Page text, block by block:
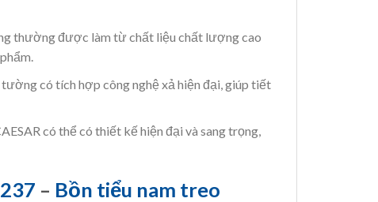
thường được làm từ chất liệu chất lượng cao
có tích hợp công nghệ xả hiện đại, giúp tiết
có thể có thiết kế hiện đại và sang trọng,
– Bồn tiểu nam treo